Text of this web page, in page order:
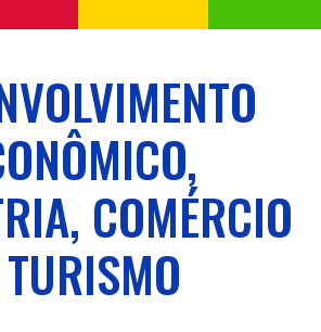
COMÉRCIO